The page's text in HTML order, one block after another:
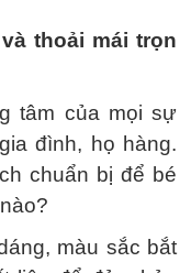
thoải mái trọn
tâm của mọi sự
đình, họ hàng.
chuẩn bị để bé
màu sắc bắt